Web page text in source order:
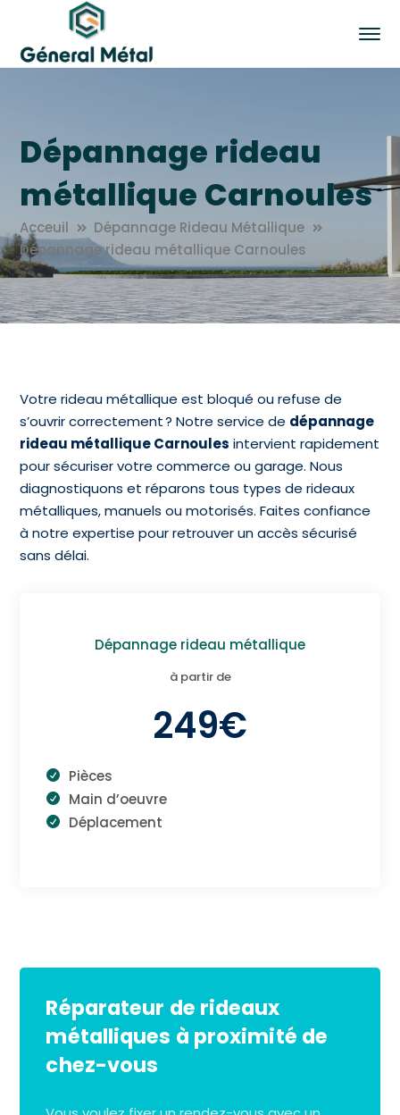
Dépannage rideau
métallique Carnoules
Acceuil
Dépannage Rideau Métallique
Dépannage rideau métallique Carnoules
Votre rideau métallique est bloqué ou refuse de
s’ouvrir correctement ? Notre service de dépannage
rideau métallique Carnoules intervient rapidement
pour sécuriser votre commerce ou garage. Nous
diagnostiquons et réparons tous types de rideaux
métalliques, manuels ou motorisés. Faites confiance
à notre expertise pour retrouver un accès sécurisé
sans délai.
Dépannage rideau métallique
à partir de
249€
Pièces
Main d’oeuvre
Déplacement
Réparateur de rideaux
métalliques à proximité de
chez-vous